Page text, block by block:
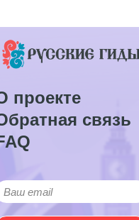
проекте
связь